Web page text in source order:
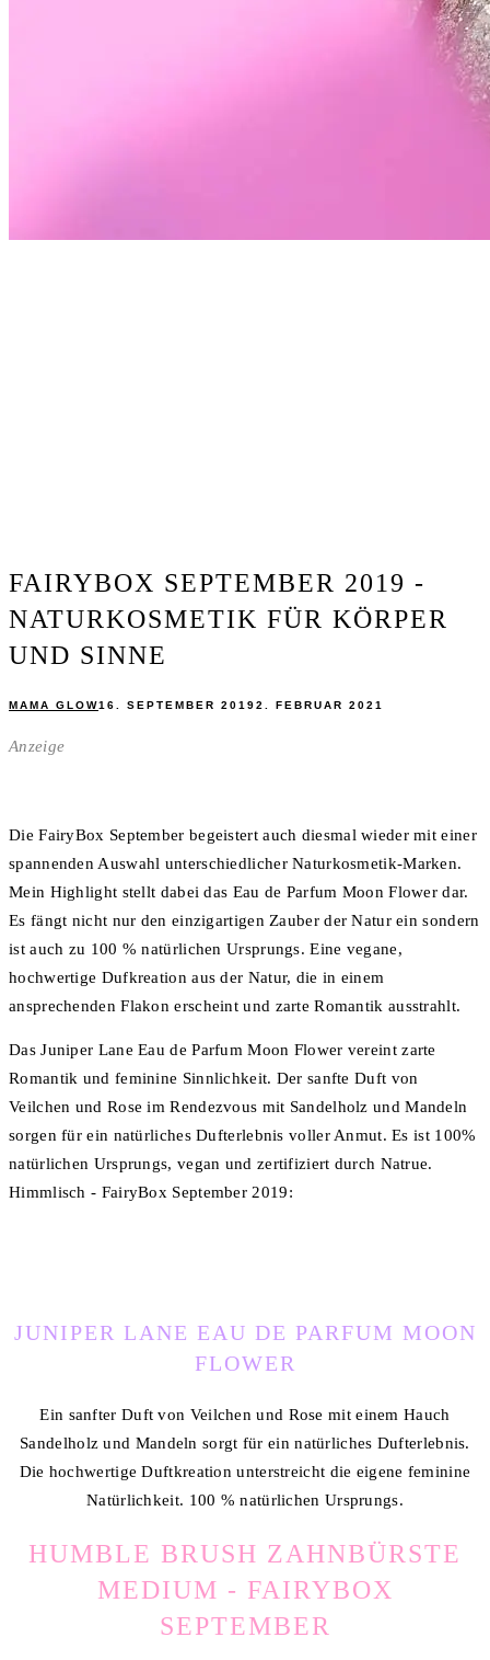
FAIRYBOX SEPTEMBER 2019 -
NATURKOSMETIK FÜR KÖRPER
UND SINNE
MAMA GLOW16. SEPTEMBER 20192. FEBRUAR 2021
Anzeige
Die FairyBox September begeistert auch diesmal wieder mit einer
spannenden Auswahl unterschiedlicher Naturkosmetik-Marken.
Mein Highlight stellt dabei das Eau de Parfum Moon Flower dar.
Es fängt nicht nur den einzigartigen Zauber der Natur ein sondern
ist auch zu 100 % natürlichen Ursprungs. Eine vegane,
hochwertige Dufkreation aus der Natur, die in einem
ansprechenden Flakon erscheint und zarte Romantik ausstrahlt.
Das Juniper Lane Eau de Parfum Moon Flower vereint zarte
Romantik und feminine Sinnlichkeit. Der sanfte Duft von
Veilchen und Rose im Rendezvous mit Sandelholz und Mandeln
sorgen für ein natürliches Dufterlebnis voller Anmut. Es ist 100%
natürlichen Ursprungs, vegan und zertifiziert durch Natrue.
Himmlisch - FairyBox September 2019:
JUNIPER LANE EAU DE PARFUM MOON
FLOWER
Ein sanfter Duft von Veilchen und Rose mit einem Hauch
Sandelholz und Mandeln sorgt für ein natürliches Dufterlebnis.
Die hochwertige Duftkreation unterstreicht die eigene feminine
Natürlichkeit. 100 % natürlichen Ursprungs.
HUMBLE BRUSH ZAHNBÜRSTE
MEDIUM - FAIRYBOX
SEPTEMBER